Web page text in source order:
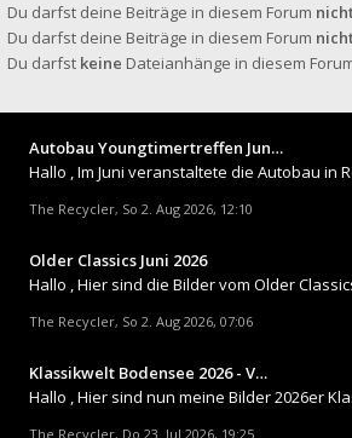
Du darfst deine Beiträge in diesem Forum
Du darfst deine Beiträge in diesem Forum
Du darfst keine Dateianhänge in diesem
Autobau Youngtimertreffen Jun…
The Recycler, So 2. Aug 2026, 12:10
Older Classics Juni 2026
The Recycler, So 2. Aug 2026, 07:06
Klassikwelt Bodensee 2026 - V…
The Recycler, Do 23. Jul 2026, 19:25